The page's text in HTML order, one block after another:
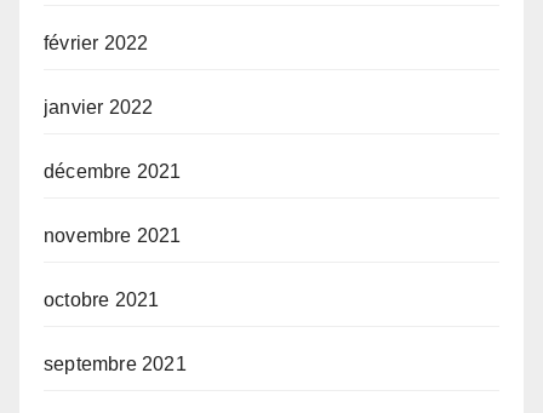
février 2022
janvier 2022
décembre 2021
novembre 2021
octobre 2021
septembre 2021